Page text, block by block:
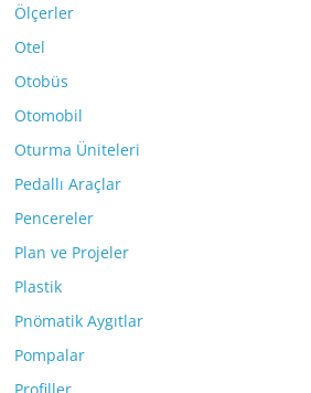
Ölçerler
Otel
Otobüs
Otomobil
Oturma Üniteleri
Pedallı Araçlar
Pencereler
Plan ve Projeler
Plastik
Pnömatik Aygıtlar
Pompalar